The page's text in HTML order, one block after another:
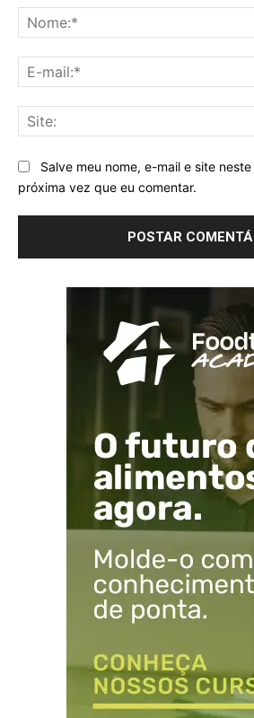
Salve meu nome, e-mail e site
próxima vez que eu comentar.